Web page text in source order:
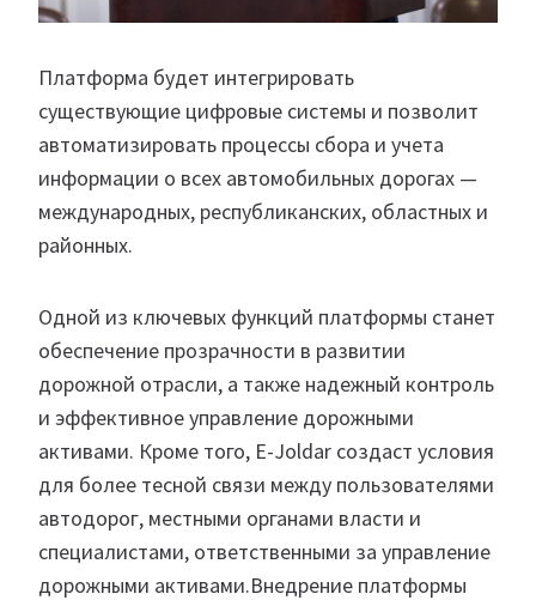
Платформа будет интегрировать
существующие цифровые системы и позволит
автоматизировать процессы сбора и учета
информации о всех автомобильных дорогах —
международных, республиканских, областных и
районных.
Одной из ключевых функций платформы станет
обеспечение прозрачности в развитии
дорожной отрасли, а также надежный контроль
и эффективное управление дорожными
активами. Кроме того, E-Joldar создаст условия
для более тесной связи между пользователями
автодорог, местными органами власти и
специалистами, ответственными за управление
дорожными активами.Внедрение платформы